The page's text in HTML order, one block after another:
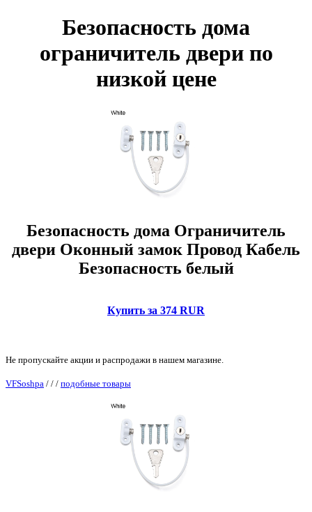
Безопасность дома
ограничитель двери по
низкой цене
Безопасность дома Ограничитель
двери Оконный замок Провод Кабель
Безопасность белый
Купить за 374 RUR
Не пропускайте акции и распродажи в нашем магазине.
VFSoshpa / / / подобные товары